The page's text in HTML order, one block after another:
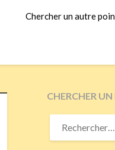
Chercher un autre
CHERCHER
RECHERCHER :